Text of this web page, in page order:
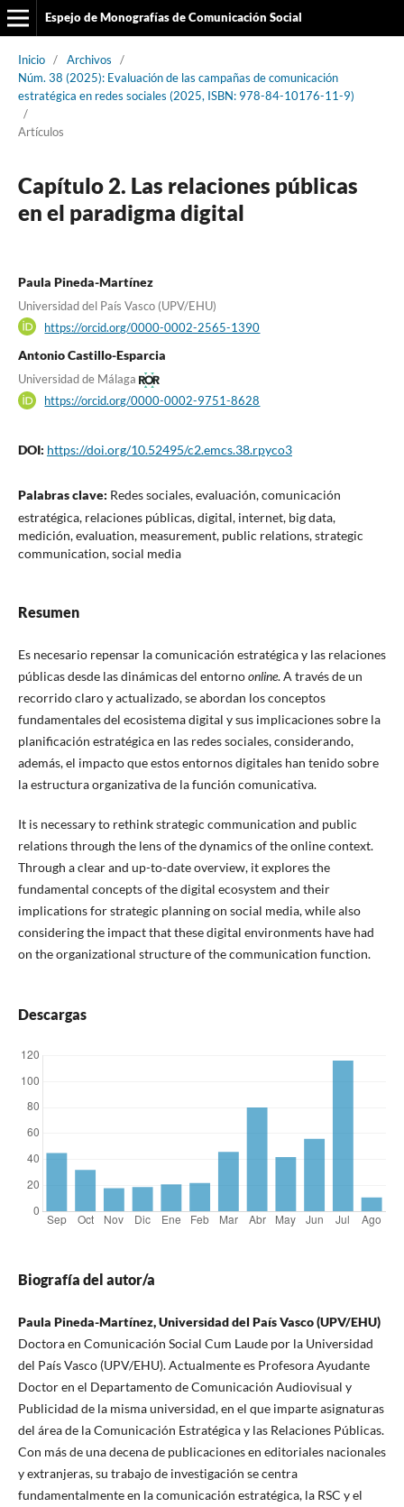
Espejo de Monografías de Comunicación Social
Inicio / Archivos
/
Núm. 38 (2025): Evaluación de las campañas de comunicación
estratégica en redes sociales (2025, ISBN: 978-84-10176-11-9)
/
Artículos
Capítulo 2. Las relaciones públicas
en el paradigma digital
Paula Pineda-Martínez
Universidad del País Vasco (UPV/EHU)
https://orcid.org/0000-0002-2565-1390
Antonio Castillo-Esparcia
Universidad de Málaga
https://orcid.org/0000-0002-9751-8628
DOI: https://doi.org/10.52495/c2.emcs.38.rpyco3
Palabras clave: Redes sociales, evaluación, comunicación
estratégica, relaciones públicas, digital, internet, big data,
medición, evaluation, measurement, public relations, strategic
communication, social media
Resumen
Es necesario repensar la comunicación estratégica y las relaciones
públicas desde las dinámicas del entornoonline. A través de un
recorrido claro y actualizado, se abordan los conceptos
fundamentales del ecosistema digital y sus implicaciones sobre la
planificación estratégica en las redes sociales, considerando,
además, el impacto que estos entornos digitales han tenido sobre
la estructura organizativa de la función comunicativa.
It is necessary to rethink strategic communication and public
relations through the lens of the dynamics of the online context.
Through a clear and up-to-date overview, it explores the
fundamental concepts of the digital ecosystem and their
implications for strategic planning on social media, while also
considering the impact that these digital environments have had
on the organizational structure of the communication function.
Descargas
Biografía del autor/a
Paula Pineda-Martínez, Universidad del País Vasco (UPV/EHU)
Doctora en Comunicación Social Cum Laude por la Universidad
del País Vasco (UPV/EHU). Actualmente es Profesora Ayudante
Doctor en el Departamento de Comunicación Audiovisual y
Publicidad de la misma universidad, en el que imparte asignaturas
del área de la Comunicación Estratégica y las Relaciones Públicas.
Con más de una decena de publicaciones en editoriales nacionales
y extranjeras, su trabajo de investigación se centra
fundamentalmente en la comunicación estratégica, la RSC y el